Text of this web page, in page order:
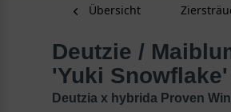
Übersicht
Deutzie / Maiblumenstrauch Proven Winners ®
'Yuki
Deutzia x hybrida Proven